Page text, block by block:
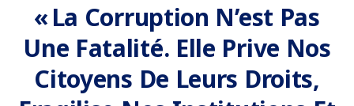
« La Corruption N’est Pas
Une Fatalité. Elle Prive Nos
Citoyens De Leurs Droits,